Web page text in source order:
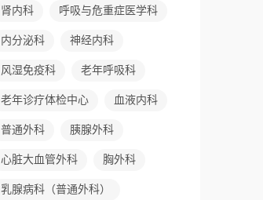
肾内科 呼吸与危重症医学科
内分泌科 神经内科
风湿免疫科 老年呼吸科
老年诊疗体检中心 血液内科
普通外科 胰腺外科
心脏大血管外科 胸外科
乳腺病科（普通外科）